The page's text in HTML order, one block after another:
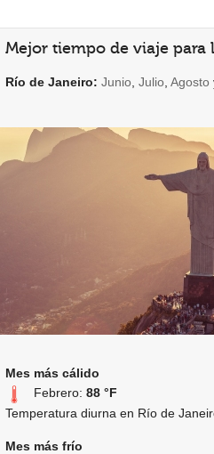
Mejor tiempo de viaje para
Río de Janeiro: Junio, Julio, Agosto
Mes más cálido
Febrero: 88 °F
Temperatura diurna en Río de
Mes más frío